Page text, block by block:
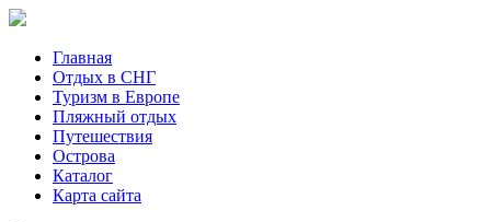
Главная
Отдых в СНГ
Туризм в Европе
Пляжный отдых
Путешествия
Острова
Каталог
Карта сайта